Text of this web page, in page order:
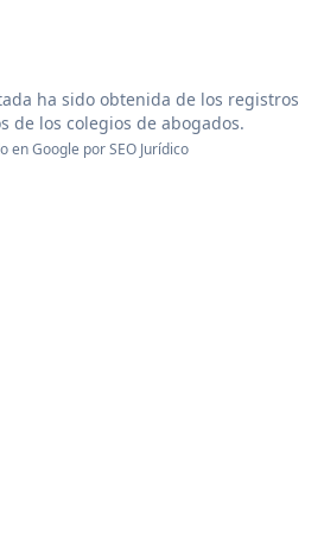
ha sido obtenida de los registros
de los colegios de abogados.
en Google porSEO Jurídico